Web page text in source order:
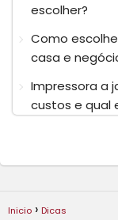
escolher?
Como
casa e
Impressora a
custos e qual
Inicio Dicas